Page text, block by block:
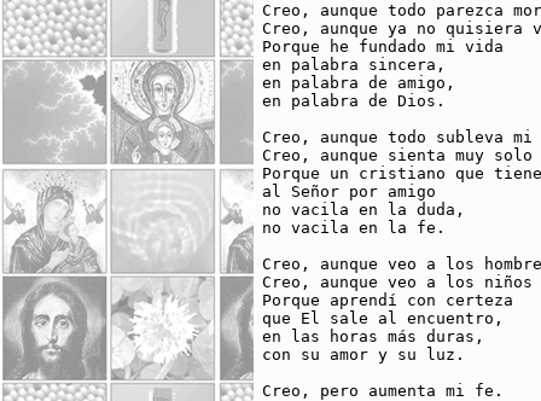
Creo, aunque todo parezca
Creo, aunque ya no
Porque he fundado mi vida
en palabra sincera,
en palabra de amigo,
en palabra de Dios.
Creo, aunque todo subleva
Creo, aunque sienta muy
Porque un cristiano que tiene
al Señor por amigo
no vacila en la duda,
no vacila en la fe.
Creo, aunque veo a los
Creo, aunque veo a los
Porque aprendí con certeza
que El sale al encuentro,
en las horas más duras,
con su amor y su luz.
Creo, pero aumenta mi fe.